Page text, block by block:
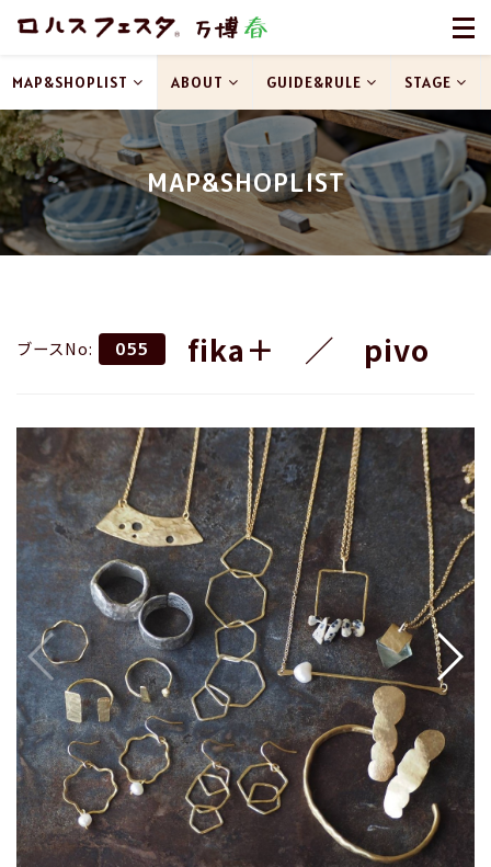
MAP&SHOPLIST
MAP&SHOPLIST ABOUT GUIDE&RULE STAGE
ブースNo: 055 fika＋ ／ pivo